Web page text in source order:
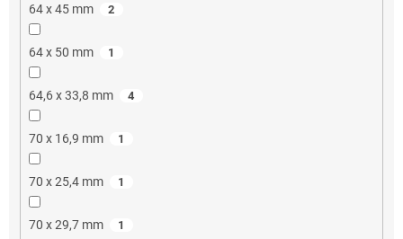
64 x 45 mm 2
64 x 50 mm 1
64,6 x 33,8 mm 4
70 x 16,9 mm 1
70 x 25,4 mm 1
70 x 29,7 mm 1